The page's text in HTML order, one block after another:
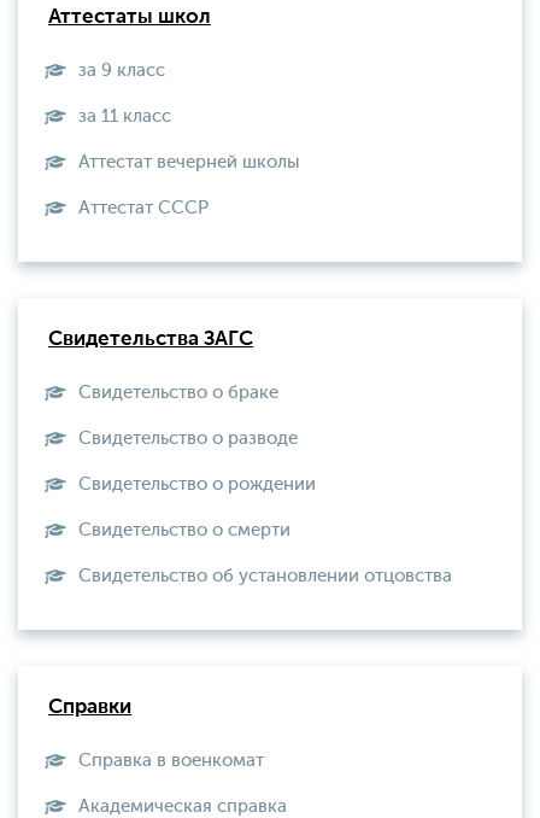
Аттестаты школ
за 9 класс
за 11 класс
Аттестат вечерней школы
Aттестат СССР
Свидетельства ЗАГС
Свидетельство о браке
Свидетельство о разводе
Свидетельство о рождении
Свидетельство о смерти
Свидетельство об установлении отцовства
Справки
Справка в военкомат
Академическая справка